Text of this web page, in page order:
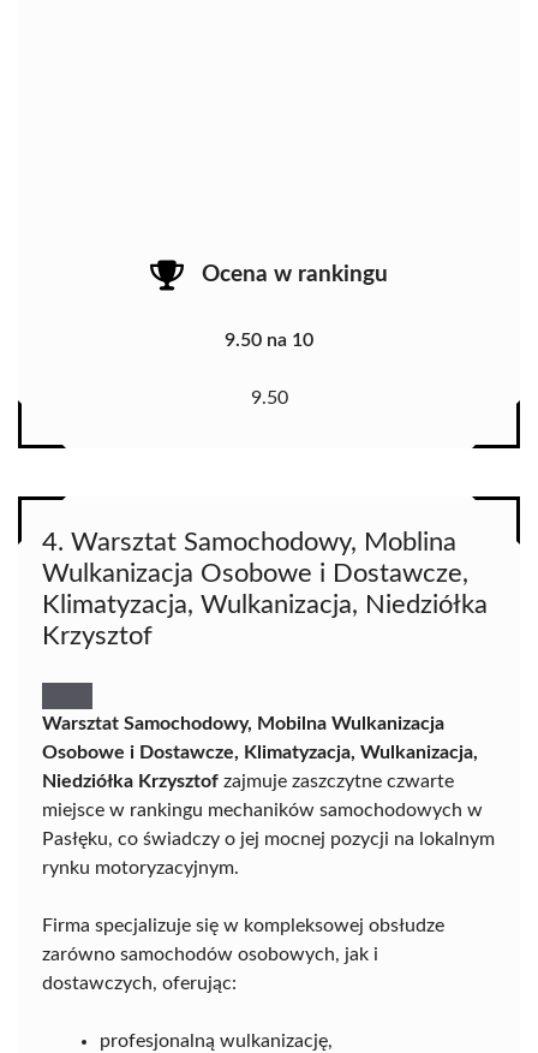
Ocena w rankingu
9.50 na 10
9.50
4. Warsztat Samochodowy, Moblina
Wulkanizacja Osobowe i Dostawcze,
Klimatyzacja, Wulkanizacja, Niedziółka
Krzysztof
Warsztat Samochodowy, Mobilna Wulkanizacja
Osobowe i Dostawcze, Klimatyzacja, Wulkanizacja,
Niedziółka Krzysztof zajmuje zaszczytne czwarte
miejsce w rankingu mechaników samochodowych w
Pasłęku, co świadczy o jej mocnej pozycji na lokalnym
rynku motoryzacyjnym.
Firma specjalizuje się w kompleksowej obsłudze
zarówno samochodów osobowych, jak i
dostawczych, oferując:
profesjonalną wulkanizację,